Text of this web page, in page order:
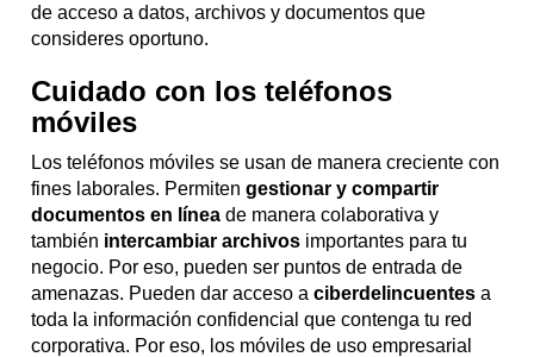
de acceso a datos, archivos y documentos que
consideres oportuno.
Cuidado con los teléfonos
móviles
Los teléfonos móviles se usan de manera creciente con
fines laborales. Permitengestionar y compartir
documentos en línea de manera colaborativa y
también intercambiar archivos importantes para tu
negocio. Por eso, pueden ser puntos de entrada de
amenazas. Pueden dar acceso aciberdelincuentes a
toda la información confidencial que contenga tu red
corporativa. Por eso, los móviles de uso empresarial